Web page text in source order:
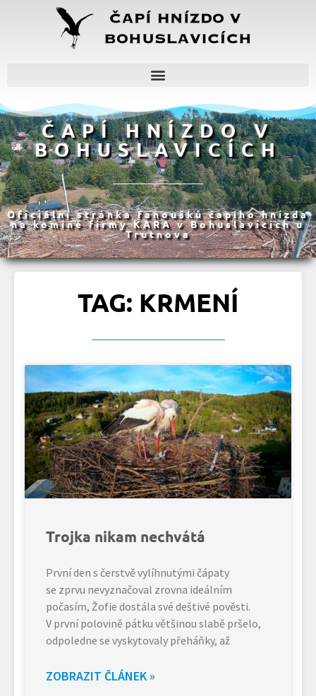
ČAPÍ HNÍZDO V
BOHUSLAVICÍCH
Oficiální stránka fanoušků čapího hnízda
na komíně firmy KARA v Bohuslavicích u
Trutnova
TAG: KRMENÍ
Trojka nikam nechvátá
První den s čerstvě vylíhnutými čápaty
se zprvu nevyznačoval zrovna ideálním
počasím, Žofie dostála své deštivé pověsti.
V první polovině pátku většinou slabě pršelo,
odpoledne se vyskytovaly přeháňky, až
ZOBRAZIT ČLÁNEK »